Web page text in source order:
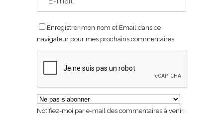
Enregistrer mon nom et Email dans ce
navigateur pour mes prochains commentaires.
Notifiez-moi par e-mail des commentaires à venir.